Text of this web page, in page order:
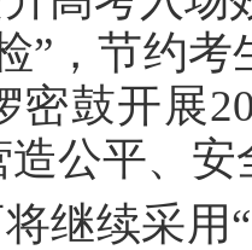
”，节约
密鼓开展
造公平、
继续采用